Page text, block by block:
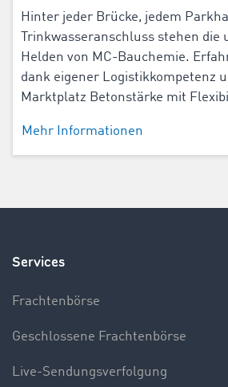
Hinter jeder Brücke, jedem
Trinkwasseranschluss stehen die
Helden von MC-Bauchemie.
dank eigener Logistikkompetenz
Marktplatz Betonstärke mit
Mehr Informationen
Services
Frachtenbörse
Geschlossene Frachtenbörse
Live-Sendungsverfolgung